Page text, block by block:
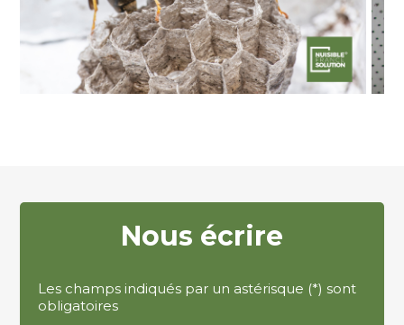
Nous écrire
Les champs indiqués par un astérisque (*) sont
obligatoires